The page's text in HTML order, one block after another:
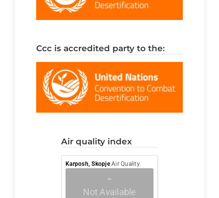
ccc is accredited party to the:
air quality index
Karposh, SkopjeAir Quality.
-
Not Available